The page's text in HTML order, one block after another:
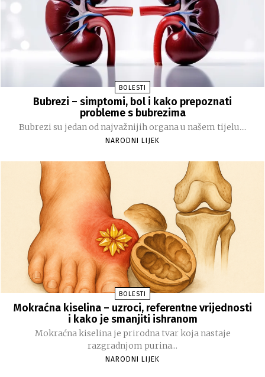
BOLESTI
Bubrezi – simptomi, bol i kako prepoznati
probleme s bubrezima
Bubrezi su jedan od najvažnijih organa u našem tijelu....
NARODNI LIJEK
BOLESTI
Mokraćna kiselina – uzroci, referentne vrijednosti
i kako je smanjiti ishranom
Mokraćna kiselina je prirodna tvar koja nastaje
razgradnjom purina...
NARODNI LIJEK